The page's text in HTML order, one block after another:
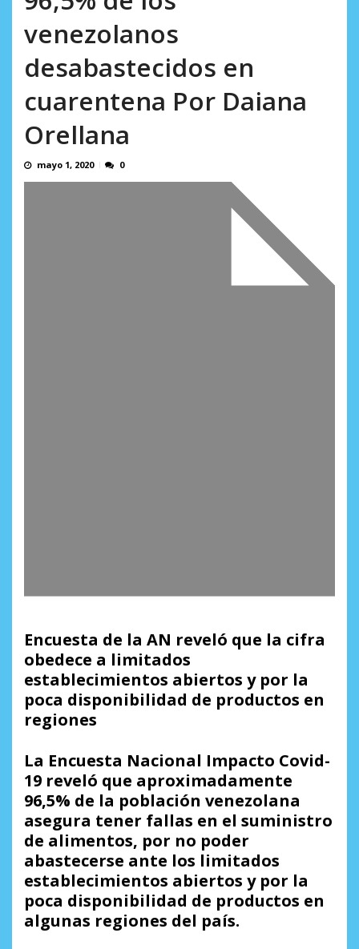
venezolanos
desabastecidos en
cuarentena Por Daiana
Orellana
mayo 1, 2020 0
Encuesta de la AN reveló que la cifra
obedece a limitados
establecimientos abiertos y por la
poca disponibilidad de productos en
regiones
La Encuesta Nacional Impacto Covid-
19 reveló que aproximadamente
96,5% de la población venezolana
asegura tener fallas en el suministro
de alimentos, por no poder
abastecerse ante los limitados
establecimientos abiertos y por la
poca disponibilidad de productos en
algunas regiones del país.